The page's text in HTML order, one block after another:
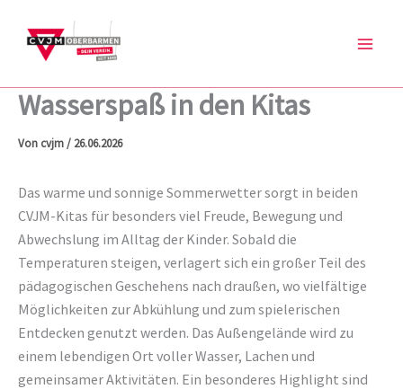
Inhalt
springen
Wasserspaß in den Kitas
Von cvjm/26.06.2026
Das warme und sonnige Sommerwetter sorgt in beiden
CVJM-Kitas für besonders viel Freude, Bewegung und
Abwechslung im Alltag der Kinder. Sobald die
Temperaturen steigen, verlagert sich ein großer Teil des
pädagogischen Geschehens nach draußen, wo vielfältige
Möglichkeiten zur Abkühlung und zum spielerischen
Entdecken genutzt werden. Das Außengelände wird zu
einem lebendigen Ort voller Wasser, Lachen und
gemeinsamer Aktivitäten. Ein besonderes Highlight sind